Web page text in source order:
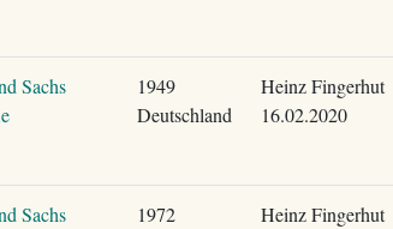
Sachs
1949
Deutschland
Heinz Fingerhut
16.02.2020
Sachs
1972
Heinz Fingerhut